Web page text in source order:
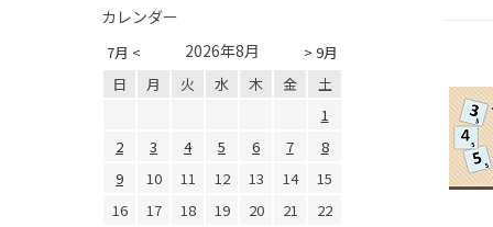
カレンダー
7月 < > 9月
2026年8月
日 月 火 水 木 金
土
1
2
3 4 5 6 7
8
9
10 11 12 13 14
15
16
17 18 19 20 21 22